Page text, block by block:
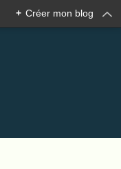
+ Créer mon blog